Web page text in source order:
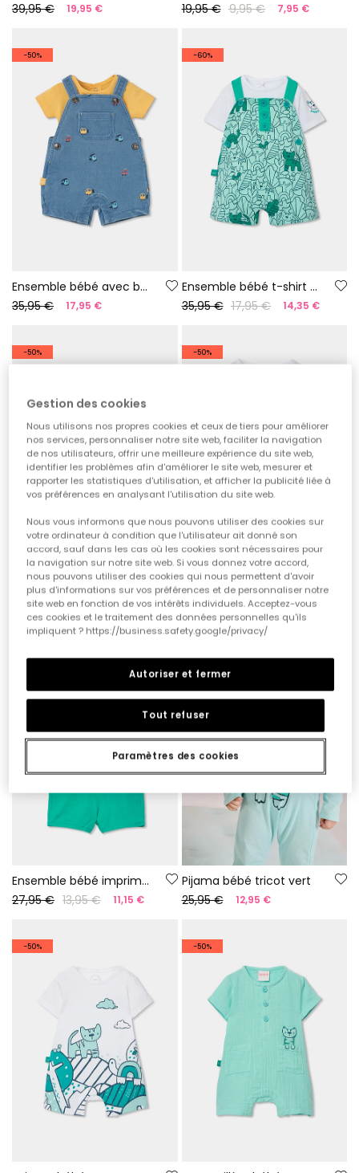
39,95 €
19,95 €
19,95 € 9,95 € 7,95 €
-50%
Ensemble bébé avec body et salopette
35,95 €
17,95 €
-60%
Ensemble bébé t-shirt et salopette imprimé vert
35,95 € 17,95 € 14,35 €
-50%
Ensemble pour bébé avec salopette et t-shirt en coton à carreaux
32,95 €
16,45 €
-50%
Ensemble bébé en coton blanc et vert
27,95 €
13,95 €
Ensemble bébé imprimé coton
27,95 € 13,95 € 11,15 €
Pijama bébé tricot vert
25,95 €
12,95 €
-50% -50%
Gestion des cookies
Nous utilisons nos propres cookies et ceux de tiers pour améliorer
nos services, personnaliser notre site web, faciliter la navigation
de nos utilisateurs, offrir une meilleure expérience du site web,
identifier les problèmes afin d'améliorer le site web, mesurer et
rapporter les statistiques d'utilisation, et afficher la publicité liée à
vos préférences en analysant l'utilisation du site web.
Nous vous informons que nous pouvons utiliser des cookies sur
votre ordinateur à condition que l'utilisateur ait donné son
accord, sauf dans les cas où les cookies sont nécessaires pour
la navigation sur notre site web. Si vous donnez votre accord,
nous pouvons utiliser des cookies qui nous permettent d'avoir
plus d'informations sur vos préférences et de personnaliser notre
site web en fonction de vos intérêts individuels. Acceptez-vous
ces cookies et le traitement des données personnelles qu'ils
impliquent ? https://business.safety.google/privacy/
Paramètres des cookies
Tout refuser
Autoriser et fermer